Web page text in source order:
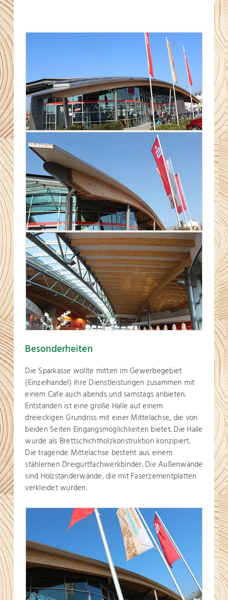
Besonderheiten
Die Sparkasse wollte mitten im Gewerbegebiet
(Einzelhandel) ihre Dienstleistungen zusammen mit
einem Cafe auch abends und samstags anbieten.
Entstanden ist eine große Halle auf einem
dreieckigen Grundriss mit einer Mittelachse, die von
beiden Seiten Eingangsmöglichkeiten bietet. Die Halle
wurde als Brettschichtholzkonstruktion konzipiert.
Die tragende Mittelachse besteht aus einem
stählernen Dreigurtfachwerkbinder. Die Außenwände
sind Holzständerwände, die mit Faserzementplatten
verkleidet wurden.